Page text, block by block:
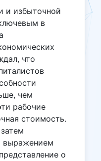
и избыточной
в
что
чем
рабочие
стоимость.
выражением
о